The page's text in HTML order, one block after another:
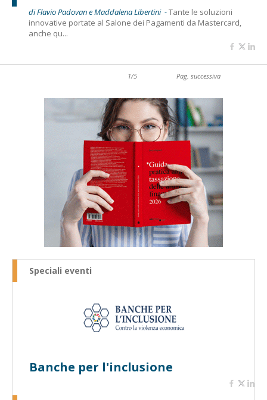
di Flavio Padovan e Maddalena Libertini -Tante le soluzioni
innovative portate al Salone dei Pagamenti da Mastercard,
anche qu...
1/5 Pag. successiva
Speciali eventi
Banche per l'inclusione